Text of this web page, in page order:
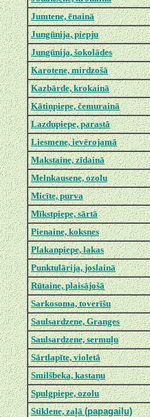
Jumtene, ēnainā
Jungūnija, piepju
Jungūnija, šokolādes
Karotene, mirdzošā
Kazbārde, krokainā
Kātiņpiepe, čemurainā
Lazdupiepe, parastā
Liesmene, ievērojamā
Makstaine, zīdainā
Melnkausene, ozolu
Micīte, purva
Mīkstpiepe, sārtā
Pienaine, koksnes
Plakanpiepe, lakas
Punktulārija, joslainā
Rūtaine, plaisājošā
Sarkosoma, toverīšu
Saulsardzene, Granges
Saulsardzene, sermuļu
Sārtlapīte, violetā
Smilšbeka, kastaņu
Spulgpiepe, ozolu
Stiklene, zaļā(papagaiļu)